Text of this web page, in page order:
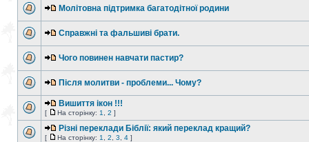
Молітовна підтримка багатодітної родини
Справжні та фальшиві брати.
Чого повинен навчати пастир?
Після молитви - проблеми... Чому?
Вишиття ікон !!!
[ На сторінку: 1 2 ]
Різні переклади Біблії: який переклад кращий?
[ На сторінку: 1 2 3 4 ]